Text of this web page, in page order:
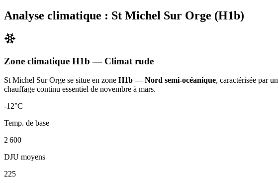
Analyse climatique : St Michel Sur Orge (H1b)
Zone climatique H1b — Climat rude
St Michel Sur Orge se situe en zone H1b — Nord semi-océanique, caractérisée par un
chauffage continu essentiel de novembre à mars.
-12°C
Temp. de base
2 600
DJU moyens
225